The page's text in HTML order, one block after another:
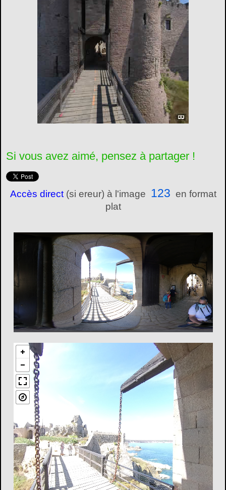
Si vous avez aimé, pensez à partager !
Accès direct(si ereur) à l'image 123 en format
plat